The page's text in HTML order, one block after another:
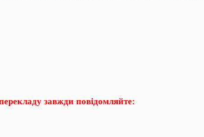
завжди повідомляйте: